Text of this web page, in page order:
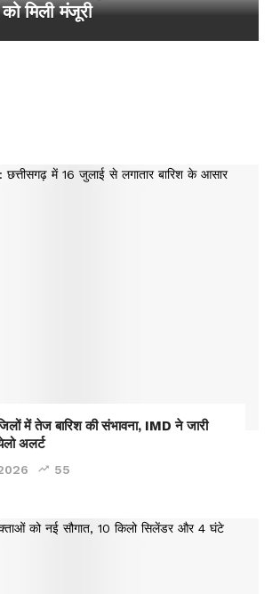
मिली मंजूरी
में तेज बारिश की संभावना, IMD ने जारी
अलर्ट
55